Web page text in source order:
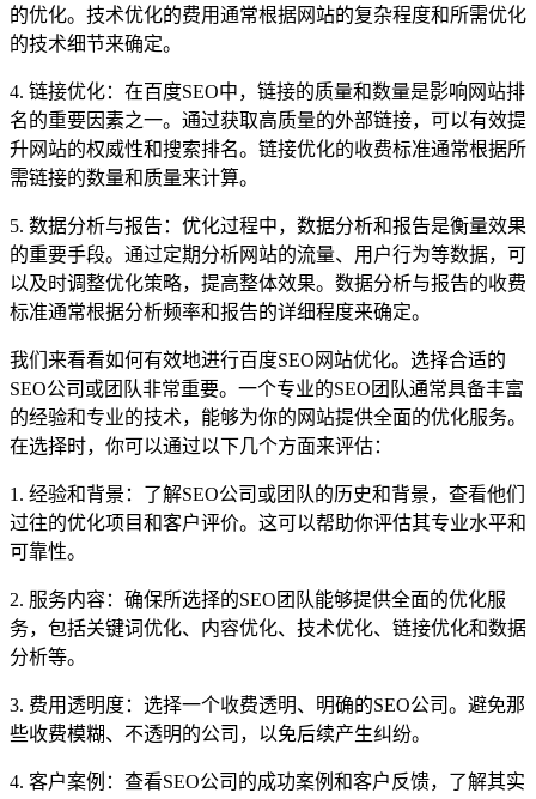
的优化。技术优化的费用通常根据网站的复杂程度和所需优化
的技术细节来确定。
4. 链接优化：在百度SEO中，链接的质量和数量是影响网站排
名的重要因素之一。通过获取高质量的外部链接，可以有效提
升网站的权威性和搜索排名。链接优化的收费标准通常根据所
需链接的数量和质量来计算。
5. 数据分析与报告：优化过程中，数据分析和报告是衡量效果
的重要手段。通过定期分析网站的流量、用户行为等数据，可
以及时调整优化策略，提高整体效果。数据分析与报告的收费
标准通常根据分析频率和报告的详细程度来确定。
我们来看看如何有效地进行百度SEO网站优化。选择合适的
SEO公司或团队非常重要。一个专业的SEO团队通常具备丰富
的经验和专业的技术，能够为你的网站提供全面的优化服务。
在选择时，你可以通过以下几个方面来评估：
1. 经验和背景：了解SEO公司或团队的历史和背景，查看他们
过往的优化项目和客户评价。这可以帮助你评估其专业水平和
可靠性。
2. 服务内容：确保所选择的SEO团队能够提供全面的优化服
务，包括关键词优化、内容优化、技术优化、链接优化和数据
分析等。
3. 费用透明度：选择一个收费透明、明确的SEO公司。避免那
些收费模糊、不透明的公司，以免后续产生纠纷。
4. 客户案例：查看SEO公司的成功案例和客户反馈，了解其实